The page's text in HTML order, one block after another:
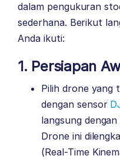
dalam pengukuran
sederhana. Berikut
Anda ikuti:
1. Persiapan
Pilih drone yang
dengan sensor
langsung dengan
Drone ini
(Real-Time